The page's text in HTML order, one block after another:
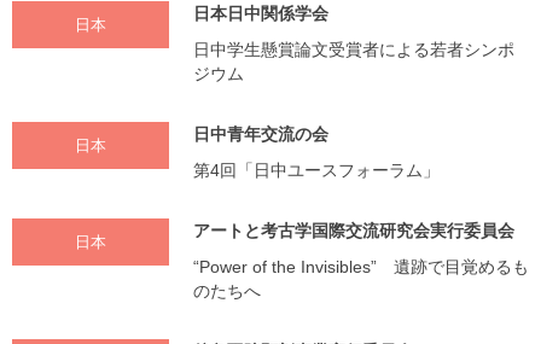
日本
日本日中関係学会
日中学生懸賞論文受賞者による若者シンポ
ジウム
日本
日中青年交流の会
第4回「日中ユースフォーラム」
日本
アートと考古学国際交流研究会実行委員会
“Power of the Invisibles” 遺跡で目覚めるも
のたちへ